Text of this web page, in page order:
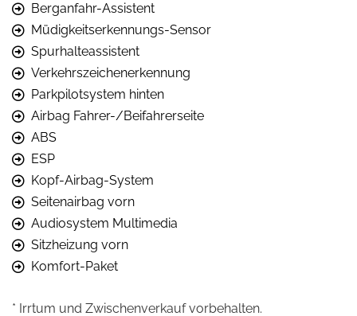
Berganfahr-Assistent
Müdigkeitserkennungs-Sensor
Spurhalteassistent
Verkehrszeichenerkennung
Parkpilotsystem hinten
Airbag Fahrer-/Beifahrerseite
ABS
ESP
Kopf-Airbag-System
Seitenairbag vorn
Audiosystem Multimedia
Sitzheizung vorn
Komfort-Paket
* Irrtum und Zwischenverkauf vorbehalten.